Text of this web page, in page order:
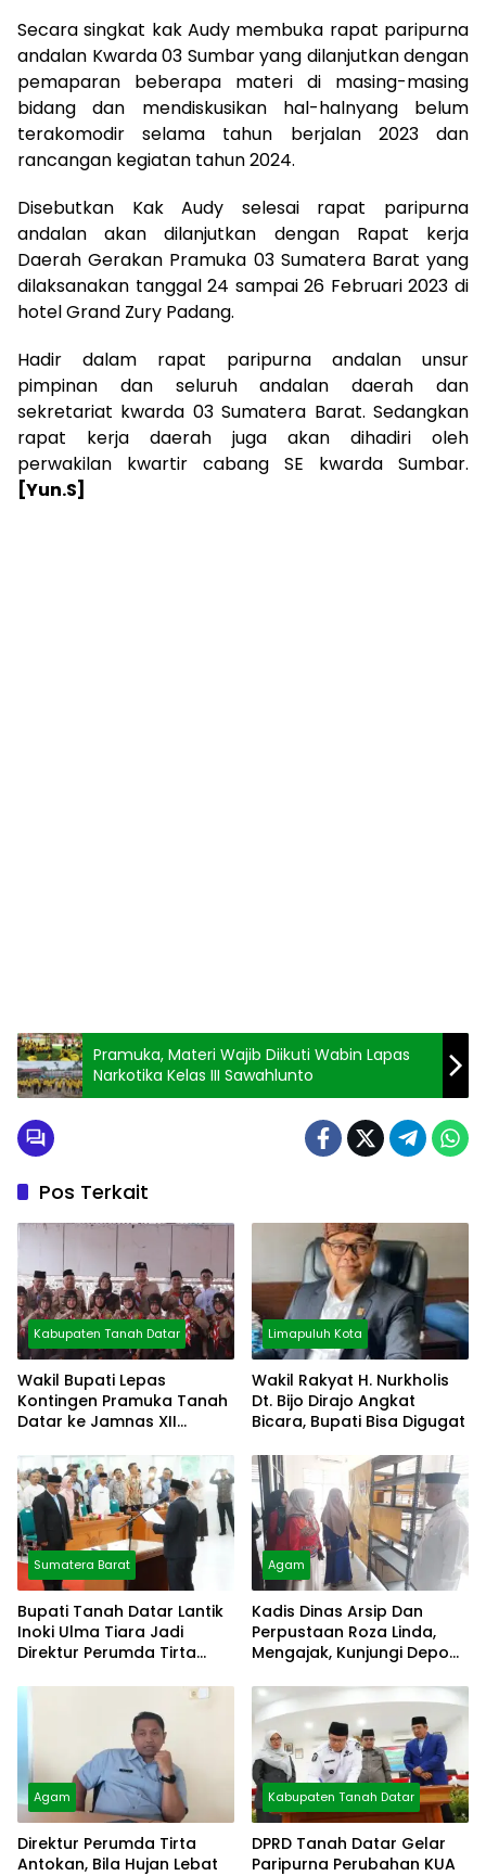
Secara singkat kak Audy membuka rapat paripurna
andalan Kwarda 03 Sumbar yang dilanjutkan dengan
pemaparan beberapa materi di masing-masing
bidang dan mendiskusikan hal-halnyang belum
terakomodir selama tahun berjalan 2023 dan
rancangan kegiatan tahun 2024.
Disebutkan Kak Audy selesai rapat paripurna
andalan akan dilanjutkan dengan Rapat kerja
Daerah Gerakan Pramuka 03 Sumatera Barat yang
dilaksanakan tanggal 24 sampai 26 Februari 2023 di
hotel Grand Zury Padang.
Hadir dalam rapat paripurna andalan unsur
pimpinan dan seluruh andalan daerah dan
sekretariat kwarda 03 Sumatera Barat. Sedangkan
rapat kerja daerah juga akan dihadiri oleh
perwakilan kwartir cabang SE kwarda Sumbar.
[Yun.S]
Pramuka, Materi Wajib Diikuti Wabin Lapas
Narkotika Kelas III Sawahlunto
Pos Terkait
Kabupaten Tanah Datar
Wakil Bupati Lepas
Kontingen Pramuka Tanah
Datar ke Jamnas XII
Limapuluh Kota
Wakil Rakyat H. Nurkholis
Dt. Bijo Dirajo Angkat
Bicara, Bupati Bisa Digugat
Sumatera Barat
Bupati Tanah Datar Lantik
Inoki Ulma Tiara Jadi
Direktur Perumda Tirta
Agam
Kadis Dinas Arsip Dan
Perpustaan Roza Linda,
Mengajak, Kunjungi Depo
Agam
Direktur Perumda Tirta
Antokan, Bila Hujan Lebat
Kabupaten Tanah Datar
DPRD Tanah Datar Gelar
Paripurna Perubahan KUA